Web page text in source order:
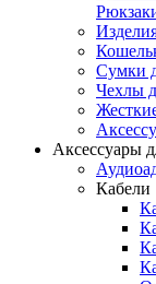
Сумки
Чехлы
Аксессуары
Кабели